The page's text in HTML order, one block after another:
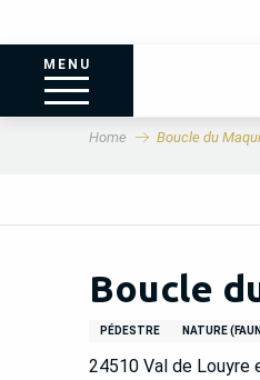
MENU
Home Boucle du
Boucle
PÉDESTRE NATURE
24510 Val de Louyre